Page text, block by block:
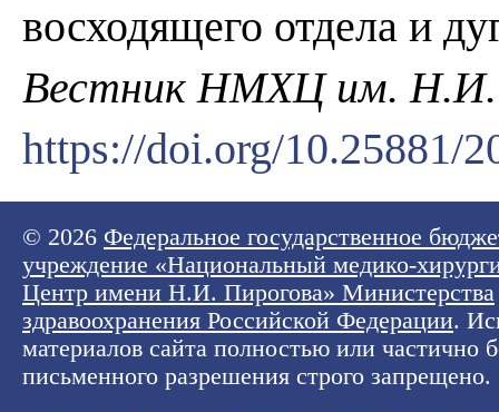
восходящего отдела и
Вестник НМХЦ им. Н.И.
https://doi.org/10.25881/
© 2026 Федеральное государственное
учреждение «Национальный медико-
Центр имени Н.И. Пирогова» Министерства
здравоохранения Российской Федерации.
материалов сайта полностью или частично
письменного разрешения строго запрещено.